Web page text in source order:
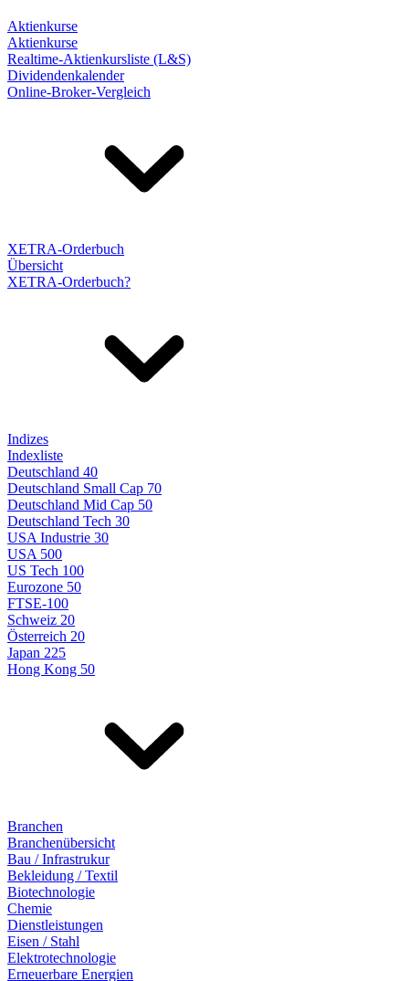
Aktienkurse
Aktienkurse
Realtime-Aktienkursliste (L&S)
Dividendenkalender
Online-Broker-Vergleich
XETRA-Orderbuch
Übersicht
XETRA-Orderbuch?
Indizes
Indexliste
Deutschland 40
Deutschland Small Cap 70
Deutschland Mid Cap 50
Deutschland Tech 30
USA Industrie 30
USA 500
US Tech 100
Eurozone 50
FTSE-100
Schweiz 20
Österreich 20
Japan 225
Hong Kong 50
Branchen
Branchenübersicht
Bau / Infrastrukur
Bekleidung / Textil
Biotechnologie
Chemie
Dienstleistungen
Eisen / Stahl
Elektrotechnologie
Erneuerbare Energien